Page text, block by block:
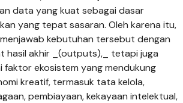
data yang kuat sebagai dasar
yang tepat sasaran. Oleh karena itu,
kebutuhan tersebut dengan
hasil akhir _(outputs),_ tetapi juga
faktor ekosistem yang mendukung
kreatif, termasuk tata kelola,
pembiayaan, kekayaan intelektual,